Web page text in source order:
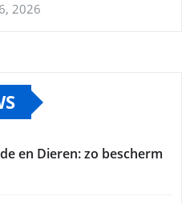
2026
en Dieren: zo bescherm